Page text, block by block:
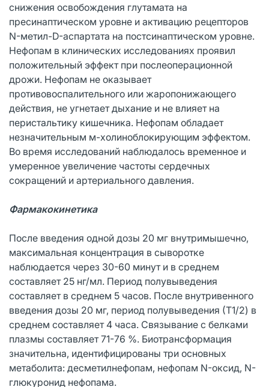
снижения освобождения глутамата на
пресинаптическом уровне и активацию рецепторов
N-метил-D-аспартата на постсинаптическом уровне.
Нефопам в клинических исследованиях проявил
положительный эффект при послеоперационной
дрожи. Нефопам не оказывает
противовоспалительного или жаропонижающего
действия, не угнетает дыхание и не влияет на
перистальтику кишечника. Нефопам обладает
незначительным м-холиноблокирующим эффектом.
Во время исследований наблюдалось временное и
умеренное увеличение частоты сердечных
сокращений и артериального давления.
Фармакокинетика
После введения одной дозы 20 мг внутримышечно,
максимальная концентрация в сыворотке
наблюдается через 30-60 минут и в среднем
составляет 25 нг/мл. Период полувыведения
составляет в среднем 5 часов. После внутривенного
введения дозы 20 мг, период полувыведения (Т1/2) в
среднем составляет 4 часа. Связывание с белками
плазмы составляет 71-76 %. Биотрансформация
значительна, идентифицированы три основных
метаболита: десметилнефопам, нефопам N-оксид, N-
глюкуронид нефопама.